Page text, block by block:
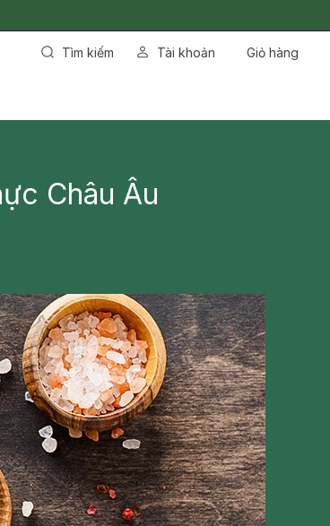
Tìm kiếm Tài khoản Giỏ hàng
Châu Âu